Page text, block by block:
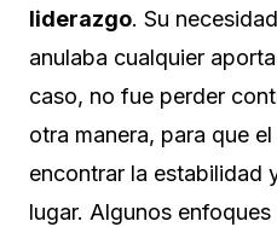
liderazgo. Su
anulaba cualquier
caso, no fue perder
otra manera, para que
encontrar la estabilidad
lugar. Algunos